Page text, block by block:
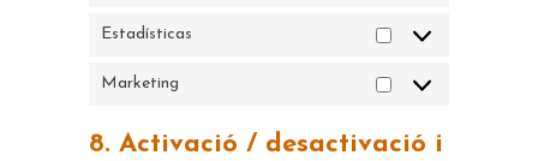
Estadísticas
Marketing
8. Activació / desactivació i